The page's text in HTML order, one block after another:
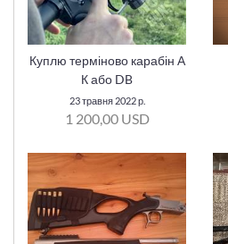
Куплю терміново карабін А
К або DB
23 травня 2022 р.
1 200,00 USD